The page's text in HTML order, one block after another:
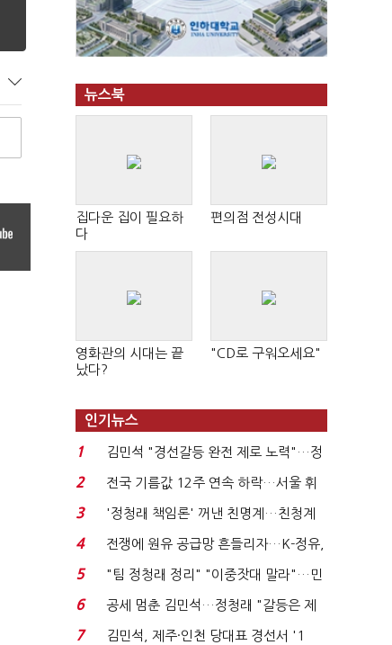
뉴스북
집다운 집이 필요하
다
편의점 전성시대
영화관의 시대는 끝
났다?
"CD로 구워오세요"
인기뉴스
1
김민석 "경선갈등 완전 제로 노력"…정
청래 "반명 공세 사...
2
전국 기름값 12주 연속 하락…서울 휘
발윳값 1909원...
3
'정청래 책임론' 꺼낸 친명계…친청계
는 추가투표 때리기...
4
전쟁에 원유 공급망 흔들리자…K-정유,
에너지안보 핵심...
5
"팀 정청래 정리" "이중잣대 말라"…민
주 최고위원 계파 다...
6
공세 멈춘 김민석…정청래 "갈등은 제
가 수습"
7 김민석, 제주·인천 당대표 경선서 '1